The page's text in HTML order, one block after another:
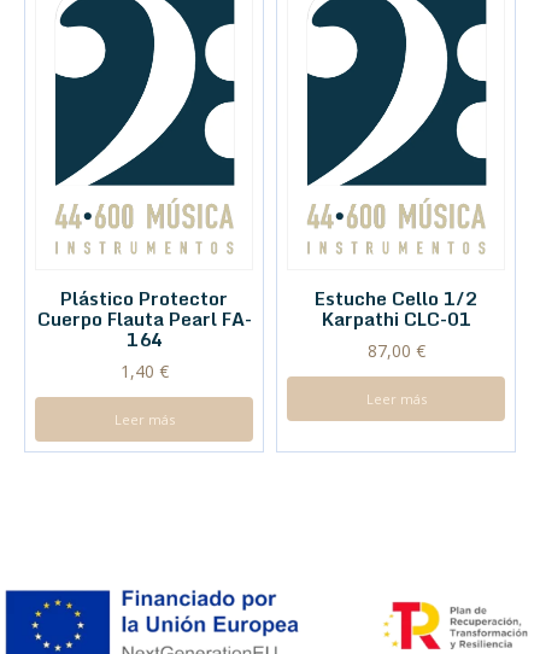
Plástico Protector
Cuerpo Flauta Pearl FA-
164
1,40 €
Leer más
Estuche Cello 1/2
Karpathi CLC-01
87,00 €
Leer más